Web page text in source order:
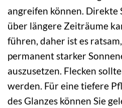
angreifen können. Direkte
über längere Zeiträume
führen, daher ist es
permanent starker
auszusetzen. Flecken
werden. Für eine tiefere
des Glanzes können Sie